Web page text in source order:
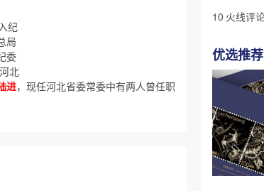
纪
局
委
北
进，现任河北省委常委中有两人曾任职
10
优选推荐